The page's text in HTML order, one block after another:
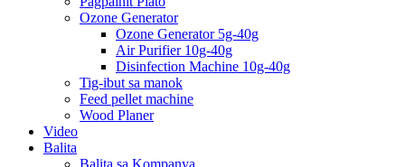
Ozone Generator
Ozone Generator 5g-40g
Air Purifier 10g-40g
Disinfection Machine 10g-40g
Tig-ibut sa manok
Feed pellet machine
Wood Planer
Video
Balita
Balita sa Kompanya